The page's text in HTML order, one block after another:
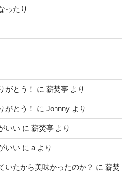
ったり
がとう！ に 薪焚亭 より
がとう！ に Johnny より
いい に 薪焚亭 より
いい に a より
いたから美味かったのか？ に 薪焚